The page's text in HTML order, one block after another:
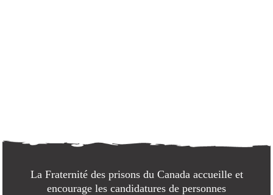
La Fraternité des prisons du Canada accueille et
encourage les candidatures de personnes